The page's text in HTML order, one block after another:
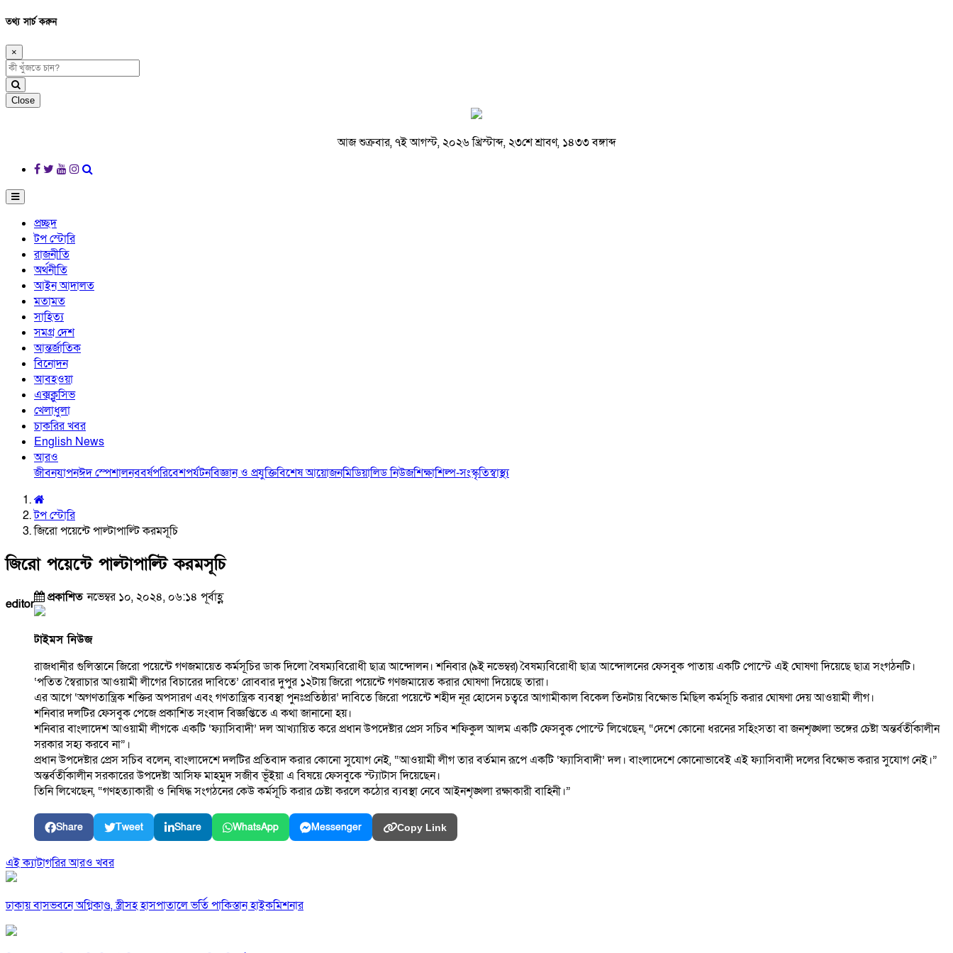
তথ্য সার্চ করুন
×
Close
আজ শুক্রবার, ৭ই আগস্ট, ২০২৬ খ্রিস্টাব্দ, ২৩শে শ্রাবণ, ১৪৩৩ বঙ্গাব্দ
প্রচ্ছদ
টপ স্টোরি
রাজনীতি
অর্থনীতি
আইন আদালত
মতামত
সাহিত্য
সমগ্র দেশ
আন্তর্জাতিক
বিনোদন
আবহওয়া
এক্সক্লুসিভ
খেলাধুলা
চাকরির খবর
English News
আরও
জীবনযাপনঈদ স্পেশালনববর্ষপরিবেশপর্যটনবিজ্ঞান ও প্রযুক্তিবিশেষ আয়োজনমিডিয়ালিড নিউজশিক্ষাশিল্প-সংস্কৃতিস্বাস্থ্য
টপ স্টোরি
জিরো পয়েন্টে পাল্টাপাল্টি করমসূচি
জিরো পয়েন্টে পাল্টাপাল্টি করমসূচি
editor প্রকাশিতনভেম্বর ১০, ২০২৪, ০৬:১৪ পূর্বাহ্ণ
টাইমস নিউজ
রাজধানীর গুলিস্তানে জিরো পয়েন্টে গণজমায়েত কর্মসূচির ডাক দিলো বৈষম্যবিরোধী ছাত্র আন্দোলন। শনিবার (৯ই নভেম্বর) বৈষম্যবিরোধী ছাত্র আন্দোলনের ফেসবুক পাতায় একটি পোস্টে এই ঘোষণা দিয়েছে ছাত্র সংগঠনটি।
‘পতিত স্বৈরাচার আওয়ামী লীগের বিচারের দাবিতে’ রোববার দুপুর ১২টায় জিরো পয়েন্টে গণজমায়েত করার ঘোষণা দিয়েছে তারা।
এর আগে ‘অগণতান্ত্রিক শক্তির অপসারণ এবং গণতান্ত্রিক ব্যবস্থা পুনঃপ্রতিষ্ঠার’ দাবিতে জিরো পয়েন্টে শহীদ নূর হোসেন চত্বরে আগামীকাল বিকেল তিনটায় বিক্ষোভ মিছিল কর্মসূচি করার ঘোষণা দেয় আওয়ামী লীগ।
শনিবার দলটির ফেসবুক পেজে প্রকাশিত সংবাদ বিজ্ঞপ্তিতে এ কথা জানানো হয়।
শনিবার বাংলাদেশ আওয়ামী লীগকে একটি ‘ফ্যাসিবাদী’ দল আখ্যায়িত করে প্রধান উপদেষ্টার প্রেস সচিব শফিকুল আলম একটি ফেসবুক পোস্টে লিখেছেন, “দেশে কোনো ধরনের সহিংসতা বা জনশৃঙ্খলা ভঙ্গের চেষ্টা অন্তর্বর্তীকালীন
সরকার সহ্য করবে না”।
প্রধান উপদেষ্টার প্রেস সচিব বলেন, বাংলাদেশে দলটির প্রতিবাদ করার কোনো সুযোগ নেই, “আওয়ামী লীগ তার বর্তমান রূপে একটি ‘ফ্যাসিবাদী’ দল। বাংলাদেশে কোনোভাবেই এই ফ্যাসিবাদী দলের বিক্ষোভ করার সুযোগ নেই।”
অন্তর্বর্তীকালীন সরকারের উপদেষ্টা আসিফ মাহমুদ সজীব ভূঁইয়া এ বিষয়ে ফেসবুকে স্ট্যাটাস দিয়েছেন।
তিনি লিখেছেন, “গণহত্যাকারী ও নিষিদ্ধ সংগঠনের কেউ কর্মসূচি করার চেষ্টা করলে কঠোর ব্যবস্থা নেবে আইনশৃঙ্খলা রক্ষাকারী বাহিনী।”
Share Tweet Share WhatsApp Messenger Copy Link
এই ক্যাটাগরির আরও খবর
ঢাকায় বাসভবনে অগ্নিকাণ্ড, স্ত্রীসহ হাসপাতালে ভর্তি পাকিস্তান হাইকমিশনার